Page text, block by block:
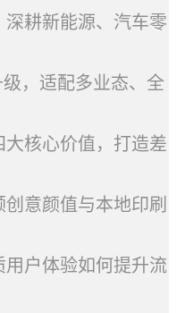
耕新能源、汽车零
，适配多业态、全
核心价值，打造差
意颜值与本地印刷
户体验如何提升流